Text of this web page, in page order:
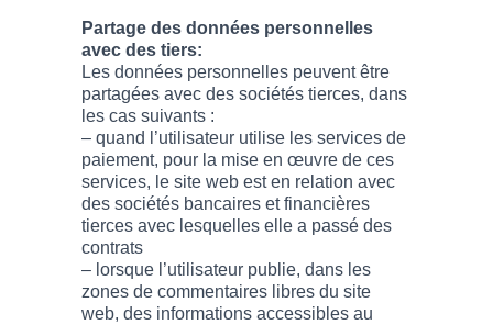
Partage des données personnelles
avec des tiers:
Les données personnelles peuvent être
partagées avec des sociétés tierces, dans
les cas suivants :
– quand l’utilisateur utilise les services de
paiement, pour la mise en œuvre de ces
services, le site web est en relation avec
des sociétés bancaires et financières
tierces avec lesquelles elle a passé des
contrats
– lorsque l’utilisateur publie, dans les
zones de commentaires libres du site
web, des informations accessibles au